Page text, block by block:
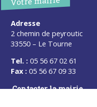
Adresse
2 chemin de peyroutic
33550 – Le Tourne
Tel. : 05 56 67 02 61
Fax : 05 56 67 09 33
Contacter la mairie